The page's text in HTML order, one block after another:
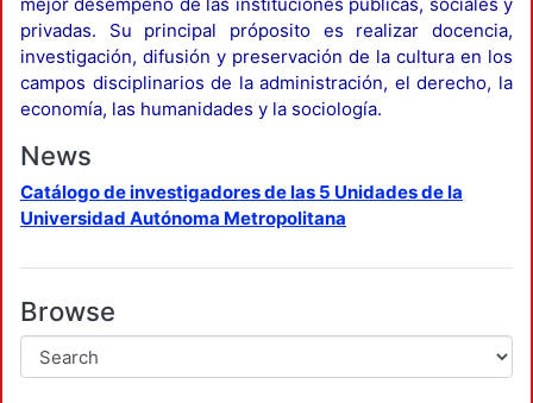
privadas. Su principal próposito es realizar docencia,
investigación, difusión y preservación de la cultura en los
campos disciplinarios de la administración, el derecho, la
economía, las humanidades y la sociología.
News
Catálogo de investigadores de las 5 Unidades de la
Universidad Autónoma Metropolitana
Browse